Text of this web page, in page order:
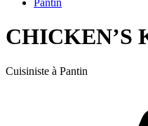
Pantin
CHICKEN’S
Cuisiniste à Pantin